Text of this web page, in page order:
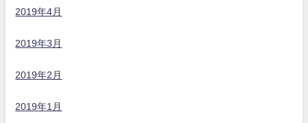
2019年4月
2019年3月
2019年2月
2019年1月